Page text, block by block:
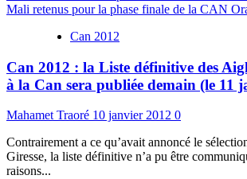
Mali retenus pour la phase finale de la CAN
Can 2012
Can 2012 : la Liste définitive des
à la Can sera publiée demain (le 11
Mahamet Traoré 10 janvier 2012 0
Contrairement a ce qu’avait annoncé le
Giresse, la liste définitive n’a pu être
raisons...